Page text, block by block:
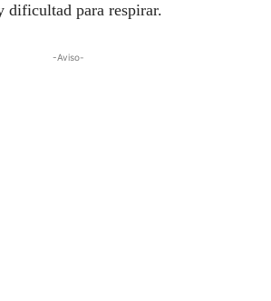
dificultad para respirar.
-Aviso-